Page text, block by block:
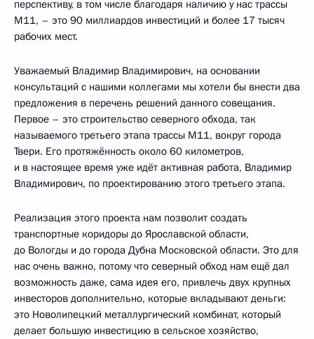
перспективу, в том числе благодаря наличию у нас трассы
М11, – это 90 миллиардов инвестиций и более 17 тысяч
рабочих мест.
Уважаемый Владимир Владимирович, на основании
консультаций с нашими коллегами мы хотели бы внести два
предложения в перечень решений данного совещания.
Первое – это строительство северного обхода, так
называемого третьего этапа трассы М11, вокруг города
Твери. Его протяжённость около 60 километров,
и в настоящее время уже идёт активная работа, Владимир
Владимирович, по проектированию этого третьего этапа.
Реализация этого проекта нам позволит создать
транспортные коридоры до Ярославской области,
до Вологды и до города Дубна Московской области. Это для
нас очень важно, потому что северный обход нам ещё дал
возможность даже, сама идея его, привлечь двух крупных
инвесторов дополнительно, которые вкладывают деньги:
это Новолипецкий металлургический комбинат, который
делает большую инвестицию в сельское хозяйство,